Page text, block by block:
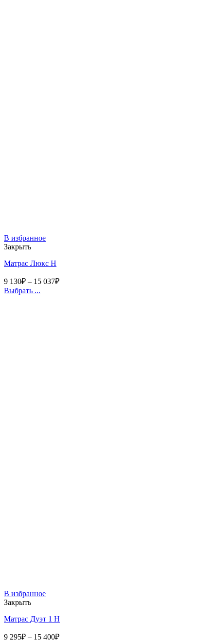
В избранное
Закрыть
Матрас Люкс Н
9 130₽ – 15 037₽
Выбрать ...
В избранное
Закрыть
Матрас Дуэт 1 Н
9 295₽ – 15 400₽